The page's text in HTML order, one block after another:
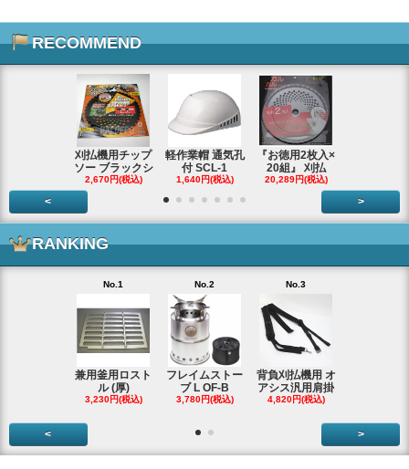
RECOMMEND
刈払機用チップ
ソー ブラックシ
2,670円(税込)
軽作業帽 通気孔
付 SCL-1
1,640円(税込)
『お徳用2枚入×
20組』 刈払
20,289円(税込)
< >
RANKING
No.1
兼用釜用ロスト
ル (厚)
3,230円(税込)
No.2
フレイムストー
ブ L OF-B
3,780円(税込)
No.3
背負刈払機用 オ
アシス汎用肩掛
4,820円(税込)
< >